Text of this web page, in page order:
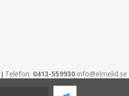
| Telefon: 0413-559930 info@elmelid.se